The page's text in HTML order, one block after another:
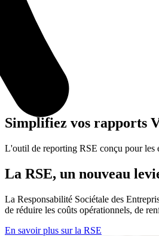
Simplifiez vos rapports
L'outil de reporting RSE conçu pour les
La RSE, un nouveau
La Responsabilité Sociétale des
de réduire les coûts opérationnels, de
En savoir plus sur la RSE